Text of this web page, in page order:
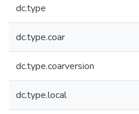
dc.type
dc.type.coar
dc.type.coarversion
dc.type.local